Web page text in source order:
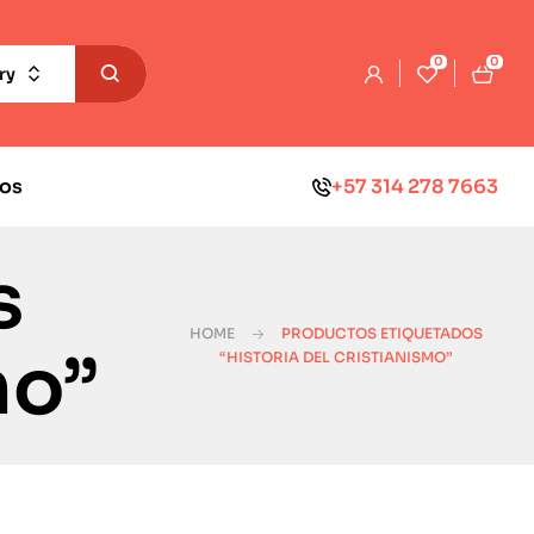
0 0
+57 314 278 7663
HOME
PRODUCTOS ETIQUETADOS
“HISTORIA DEL CRISTIANISMO”